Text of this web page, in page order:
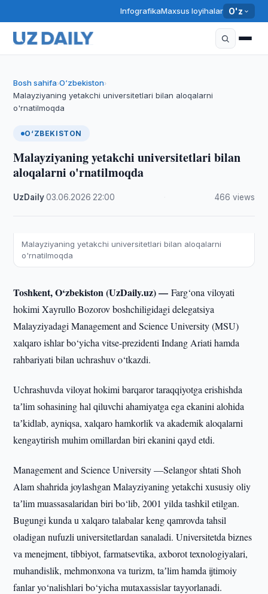
InfografikaMaxsus loyihalar O'z
Bosh sahifa›O‘zbekiston›
Malayziyaning yetakchi universitetlari bilan aloqalarni
o'rnatilmoqda
O‘ZBEKISTON
Malayziyaning yetakchi universitetlari bilan
aloqalarni o'rnatilmoqda
UzDaily·03.06.2026 22:00 466 views
Malayziyaning yetakchi universitetlari bilan aloqalarni
o'rnatilmoqda
Toshkent, O‘zbekiston (UzDaily.uz) —Farg‘ona viloyati
hokimi Xayrullo Bozorov boshchiligidagi delegatsiya
Malayziyadagi Management and Science University (MSU)
xalqaro ishlar bo‘yicha vitse-prezidenti Indang Ariati hamda
rahbariyati bilan uchrashuv o‘tkazdi.
Uchrashuvda viloyat hokimi barqaror taraqqiyotga erishishda
taʼlim sohasining hal qiluvchi ahamiyatga ega ekanini alohida
taʼkidlab, ayniqsa, xalqaro hamkorlik va akademik aloqalarni
kengaytirish muhim omillardan biri ekanini qayd etdi.
Management and Science University —Selangor shtati Shoh
Alam shahrida joylashgan Malayziyaning yetakchi xususiy oliy
taʼlim muassasalaridan biri bo‘lib, 2001 yilda tashkil etilgan.
Bugungi kunda u xalqaro talabalar keng qamrovda tahsil
oladigan nufuzli universitetlardan sanaladi. Universitetda biznes
va menejment, tibbiyot, farmatsevtika, axborot texnologiyalari,
muhandislik, mehmonxona va turizm, taʼlim hamda ijtimoiy
fanlar yo‘nalishlari bo‘yicha mutaxassislar tayyorlanadi.